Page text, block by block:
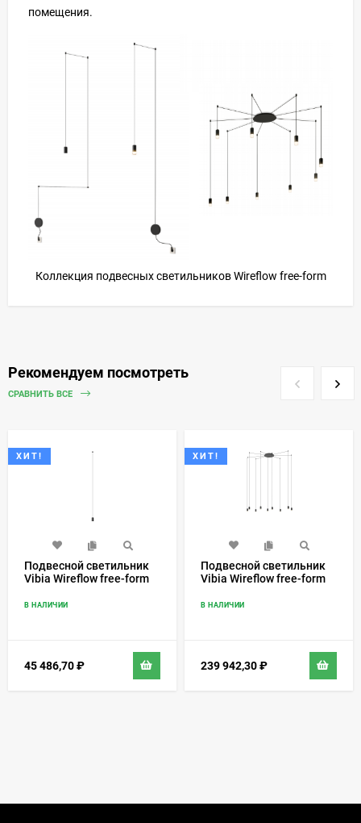
помещения.
Коллекция подвесных светильников Wireflow free-form
Рекомендуем посмотреть
СРАВНИТЬ ВСЕ
ХИТ!
Подвесной светильник
Vibia Wireflow free-form
В НАЛИЧИИ
45 486,70₽
ХИТ!
Подвесной светильник
Vibia Wireflow free-form
В НАЛИЧИИ
239 942,30₽